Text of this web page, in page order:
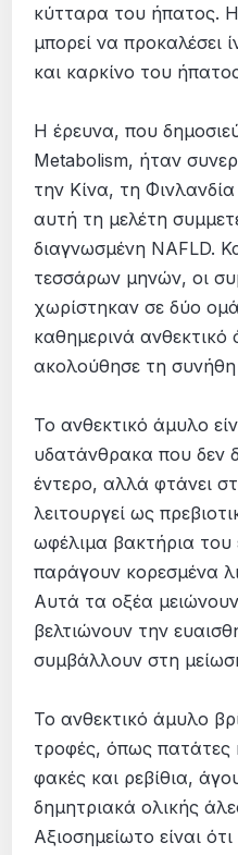
κύτταρα του ήπατος.
μπορεί να προκαλέσει
και καρκίνο του
Η έρευνα, που
Metabolism, ήταν
την Κίνα, τη
αυτή τη μελέτη
διαγνωσμένη NAFLD.
τεσσάρων μηνών, οι
χωρίστηκαν σε δύο
καθημερινά
ακολούθησε τη
Το ανθεκτικό άμυλο
υδατάνθρακα που δεν
έντερο, αλλά φτάνει
λειτουργεί ως
ωφέλιμα βακτήρια του
παράγουν κορεσμένα
Αυτά τα οξέα
βελτιώνουν την
συμβάλλουν στη
Το ανθεκτικό άμυλο
τροφές, όπως πατάτες
φακές και ρεβίθια,
δημητριακά ολικής
Αξιοσημείωτο είναι